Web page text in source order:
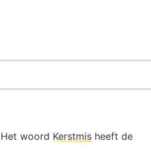
woord Kerstmis heeft de